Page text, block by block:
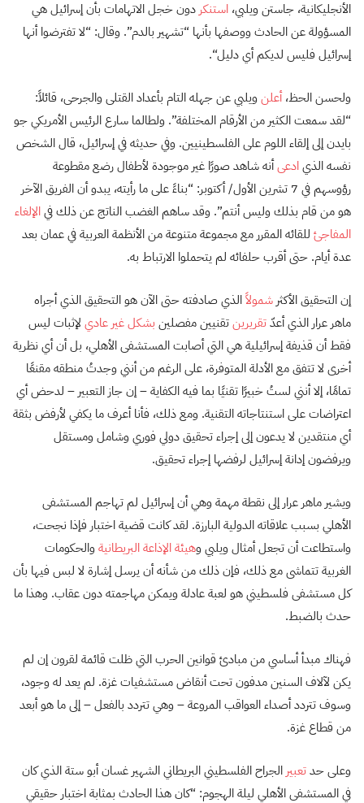
الأنجليكانية، جاستن ويلبي، استنكر دون خجل الاتهامات بأن إسرائيل هي
المسؤولة عن الحادث ووصفها بأنها “تشهير بالدم”. وقال: “لا تفترضوا أنها
إسرائيل فليس لديكم أي دليل“.
ولحسن الحظ،أعلنويلبي عن جهله التام بأعداد القتلى والجرحى، قائلاً:
“لقد سمعت الكثير من الأرقام المختلفة”. ولطالما سارع الرئيس الأمريكي جو
بايدن إلى إلقاء اللوم على الفلسطينيين. وفي حديثه في إسرائيل، قال الشخص
نفسه الذيادعىأنه شاهد صورًا غير موجودة لأطفال رضع مقطوعة
رؤوسهم في 7 تشرين الأول/ أكتوبر: “بناءً على ما رأيته، يبدو أن الفريق الآخر
هو من قام بذلك وليس أنتم”. وقد ساهم الغضب الناتج عن ذلك فيالإلغاء
المفاجئ للقائه المقرر مع مجموعة متنوعة من الأنظمة العربية في عمان بعد
عدة أيام. حتى أقرب حلفائه لم يتحملوا الارتباط به.
إن التحقيق الأكثر شمولاًالذي صادفته حتى الآن هو التحقيق الذي أجراه
ماهر عرار الذي أعدّتقريرينتقنيين مفصلين بشكل غير عادي لإثبات ليس
فقط أن قذيفة إسرائيلية هي التي أصابت المستشفى الأهلي، بل أن أي نظرية
أخرى لا تتفق مع الأدلة المتوفرة، على الرغم من أنني وجدتُ منطقه مقنعًا
تمامًا، إلا أنني لستُ خبيرًا تقنيًا بما فيه الكفاية – إن جاز التعبير – لدحض أي
اعتراضات على استنتاجاته التقنية. ومع ذلك، فأنا أعرف ما يكفي لأرفض بثقة
أي منتقدين لا يدعون إلى إجراء تحقيق دولي فوري وشامل ومستقل
ويرفضون إدانة إسرائيل لرفضها إجراء تحقيق.
ويشير ماهر عرار إلى نقطة مهمة وهي أن إسرائيل لم تهاجم المستشفى
الأهلي بسبب علاقاته الدولية البارزة. لقد كانت قضية اختبار فإذا نجحت،
واستطاعت أن تجعل أمثال ويلبي وهيئة الإذاعة البريطانيةوالحكومات
الغربية تتماشى مع ذلك، فإن ذلك من شأنه أن يرسل إشارة لا لبس فيها بأن
كل مستشفى فلسطيني هو لعبة عادلة ويمكن مهاجمته دون عقاب. وهذا ما
حدث بالضبط.
فهناك مبدأ أساسي من مبادئ قوانين الحرب التي ظلت قائمة لقرون إن لم
يكن لآلاف السنين مدفون تحت أنقاض مستشفيات غزة. لم يعد له وجود،
وسوف تتردد أصداء العواقب المروعة – وهي تتردد بالفعل – إلى ما هو أبعد
من قطاع غزة.
وعلى حدتعبير الجراح الفلسطيني البريطاني الشهير غسان أبو ستة الذي كان
في المستشفى الأهلي ليلة الهجوم: “كان هذا الحادث بمثابة اختبار حقيقي